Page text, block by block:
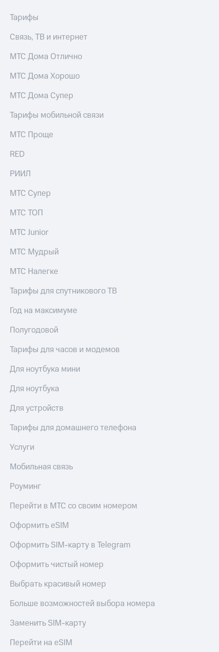
онлайн
Скидка 30%
на связь
С картой
Деньги
МТС
и
номер
автоплатежа
Пополнить
другого
оператора
интернета
и
ТВ
Переводы
с
на карту
МТС Pay
коду
Смартфоны
Наушники
колонки
часы
трекеры
Умный
и МТС Супер
при оплате
МТС Деньги
Обзоры
до 40%
МТС
Тарифы
Связь, ТВ и интернет
МТС Дома Отлично
МТС Дома Хорошо
МТС Дома Супер
Тарифы мобильной связи
МТС Проще
RED
РИИЛ
МТС Супер
МТС ТОП
МТС Junior
МТС Мудрый
МТС Налегке
Тарифы для спутникового ТВ
Год на максимуме
Полугодовой
Тарифы для часов и модемов
Для ноутбука мини
Для ноутбука
Для устройств
Тарифы для домашнего телефона
Услуги
Мобильная связь
Роуминг
Перейти в МТС со своим номером
Оформить eSIM
Оформить SIM-карту в Telegram
Оформить чистый номер
Выбрать красивый номер
Больше возможностей выбора номера
Заменить SIM-карту
Перейти на eSIM